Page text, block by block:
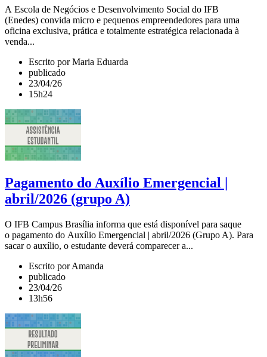
A Escola de Negócios e Desenvolvimento Social do IFB
(Enedes) convida micro e pequenos empreendedores para uma
oficina exclusiva, prática e totalmente estratégica relacionada à
venda...
Escrito por Maria Eduarda
publicado
23/04/26
15h24
Pagamento do Auxílio Emergencial |
abril/2026 (grupo A)
O IFB Campus Brasília informa que está disponível para saque
o pagamento do Auxílio Emergencial | abril/2026 (Grupo A). Para
sacar o auxílio, o estudante deverá comparecer a...
Escrito por Amanda
publicado
23/04/26
13h56